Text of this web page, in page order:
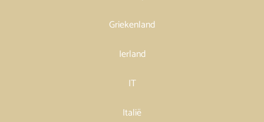
Griekenland
Ierland
IT
Italië